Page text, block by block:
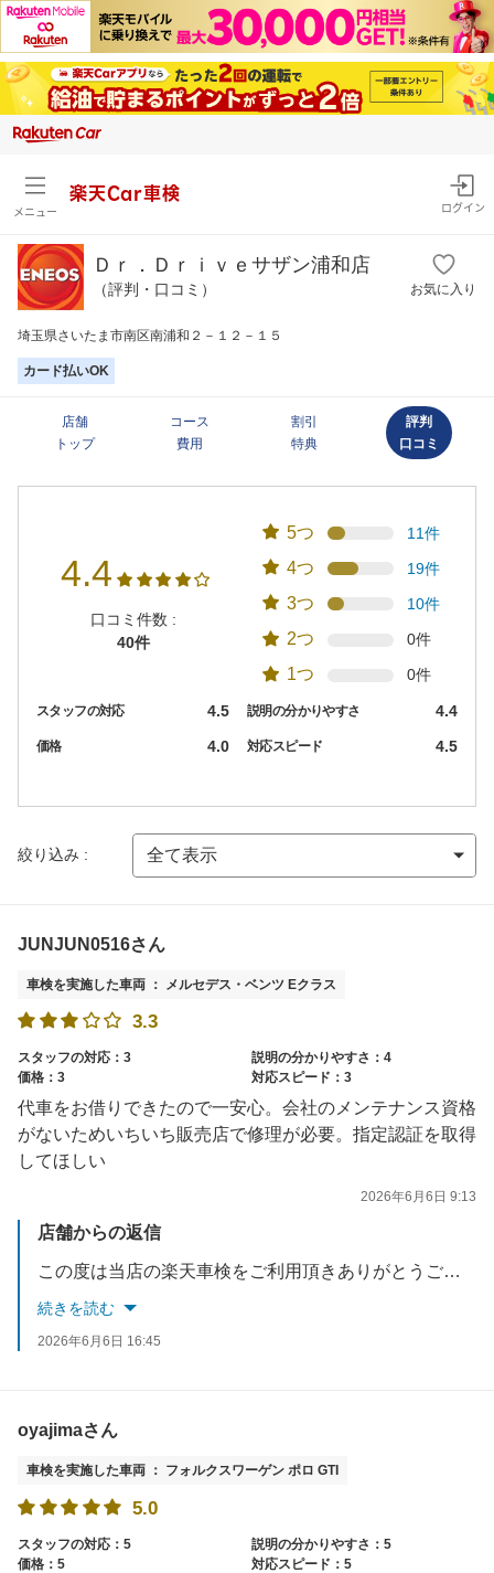
メニュー
楽天Car車検
ログイン
Ｄｒ．Ｄｒｉｖｅサザン浦和店
（評判・口コミ） お気に入り
埼玉県さいたま市南区南浦和２－１２－１５
カード払いOK
店舗
トップ
コース
費用
割引
特典
評判
口コミ
4.4
口コミ件数 :
40件
5つ 11件
4つ 19件
3つ 10件
2つ 0件
1つ 0件
スタッフの対応 4.5 説明の分かりやすさ 4.4
価格 4.0 対応スピード 4.5
絞り込み :
JUNJUN0516さん
車検を実施した車両 ： メルセデス・ベンツ Eクラス
3.3
スタッフの対応：3
説明の分かりやすさ：4
価格：3
対応スピード：3
代車をお借りできたので一安心。会社のメンテナンス資格
がないためいちいち販売店で修理が必要。指定認証を取得
してほしい
2026年6月6日 9:13
店舗からの返信
この度は当店の楽天車検をご利用頂きありがとうございます。 お客様の申します通り認証工場であれば作業はスムーズに出来るのですが簡単に取得出来るものでもないので現状での形となっております。 洗車などのご利用の際はおまちしております。
続きを読む
2026年6月6日 16:45
oyajimaさん
車検を実施した車両 ： フォルクスワーゲン ポロ GTI
5.0
スタッフの対応：5
説明の分かりやすさ：5
価格：5
対応スピード：5